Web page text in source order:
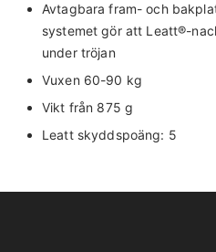
Avtagbara fram- och
systemet gör att Leatt®-
under tröjan
Vuxen 60-90 kg
Vikt från 875 g
Leatt skyddspoäng: 5